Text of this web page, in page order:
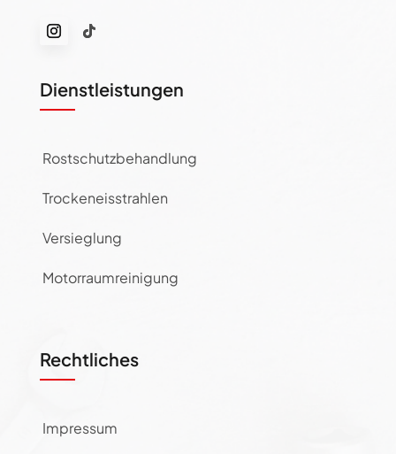
Dienstleistungen
Rostschutzbehandlung
Trockeneisstrahlen
Versieglung
Motorraumreinigung
Rechtliches
Impressum